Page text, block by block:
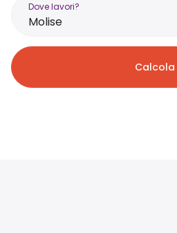
Dove lavori?
Molise
Calcola